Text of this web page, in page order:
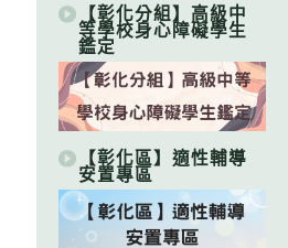
【彰化分組】高級中
等學校身心障礙學生
鑑定
【彰化區】適性輔導
安置專區